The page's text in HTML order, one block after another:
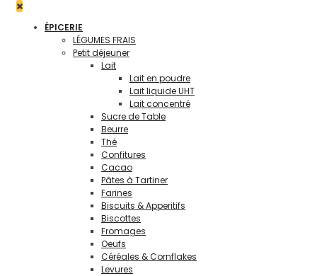
ÉPICERIE
LÉGUMES FRAIS
Petit déjeuner
Lait
Lait en poudre
Lait liquide UHT
Lait concentré
Sucre de Table
Beurre
Thé
Confitures
Cacao
Pâtes à Tartiner
Farines
Biscuits & Apperitifs
Biscottes
Fromages
Oeufs
Céréales & Cornflakes
Levures